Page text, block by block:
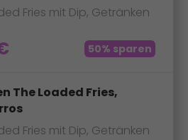
Fries mit Dip, Getränken
50% sparen
The Loaded Fries,
Fries mit Dip, Getränken